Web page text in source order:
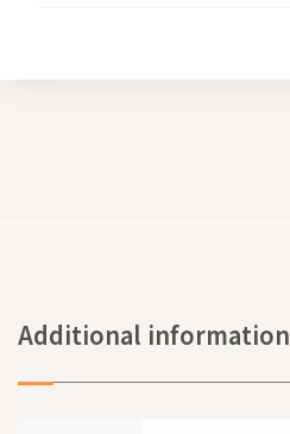
Additional information